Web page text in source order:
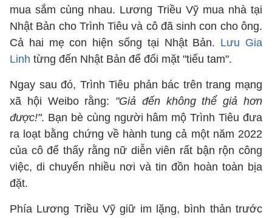
mua sắm cùng nhau. Lương Triều Vỹ mua nhà tại
Nhật Bản cho Trình Tiêu và cô đã sinh con cho ông.
Cả hai mẹ con hiện sống tại Nhật Bản. Lưu Gia
Linh từng đến Nhật Bản để đối mặt "tiểu tam".
Ngay sau đó, Trình Tiêu phản bác trên trang mạng
xã hội Weibo rằng: "Giả đến không thể giả hơn
được!". Bạn bè cùng người hâm mộ Trình Tiêu đưa
ra loạt bằng chứng về hành tung cả một năm 2022
của cô để thấy rằng nữ diễn viên rất bận rộn công
việc, di chuyển nhiều nơi và tin đồn hoàn toàn bịa
đặt.
Phía Lương Triều Vỹ giữ im lặng, bình thản trước